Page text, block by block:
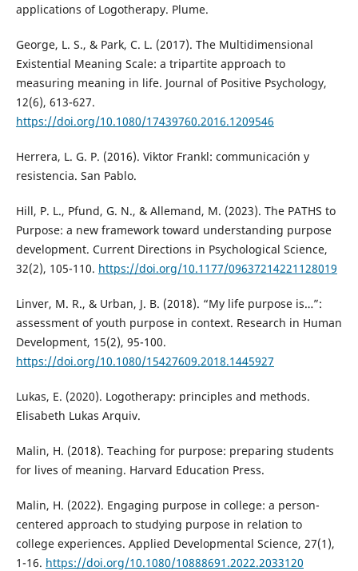
applications of Logotherapy. Plume.
George, L. S., & Park, C. L. (2017). The Multidimensional
Existential Meaning Scale: a tripartite approach to
measuring meaning in life. Journal of Positive Psychology,
12(6), 613-627.
https://doi.org/10.1080/17439760.2016.1209546
Herrera, L. G. P. (2016). Viktor Frankl: communicación y
resistencia. San Pablo.
Hill, P. L., Pfund, G. N., & Allemand, M. (2023). The PATHS to
Purpose: a new framework toward understanding purpose
development. Current Directions in Psychological Science,
32(2), 105-110. https://doi.org/10.1177/09637214221128019
Linver, M. R., & Urban, J. B. (2018). “My life purpose is…”:
assessment of youth purpose in context. Research in Human
Development, 15(2), 95-100.
https://doi.org/10.1080/15427609.2018.1445927
Lukas, E. (2020). Logotherapy: principles and methods.
Elisabeth Lukas Arquiv.
Malin, H. (2018). Teaching for purpose: preparing students
for lives of meaning. Harvard Education Press.
Malin, H. (2022). Engaging purpose in college: a person-
centered approach to studying purpose in relation to
college experiences. Applied Developmental Science, 27(1),
1-16. https://doi.org/10.1080/10888691.2022.2033120